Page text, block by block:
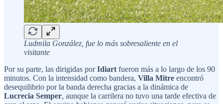
Ludmila González, fue lo más sobresaliente en el
visitante
Por su parte, las dirigidas porIdiart fueron más a lo largo de los 90
minutos. Con la intensidad como bandera, Villa Mitre encontró
desequilibrio por la banda derecha gracias a la dinámica de
Lucrecia Semper, aunque la carrilera no tuvo una tarde efectiva de